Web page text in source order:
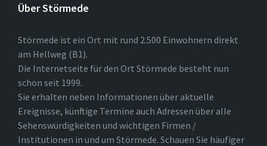
Über Störmede
Störmede ist ein Ort mit rund 2.500 Einwohnern direkt
am Hellweg (B1).
Die Internetseite für den Ort Störmede besteht nun
schon seit 1999.
Sie erhalten neben Informationen über aktuelle
Ereignisse, künftige Termine auch Adressen über alle
Sehenswürdigkeiten und wichtigen Firmen /
Institutionen in und um Störmede. Schauen Sie häufiger